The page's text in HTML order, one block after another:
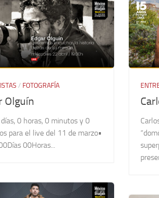
/ FOTOGRAFÍA
Olguín
0 horas, 0 minutos y 0
para el live del 11 de marzo•
00Horas...